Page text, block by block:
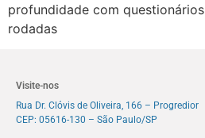
profundidade com
rodadas
Visite-nos
Rua Dr. Clóvis de Oliveira, 166 – Progredior
CEP: 05616-130 – São Paulo/SP